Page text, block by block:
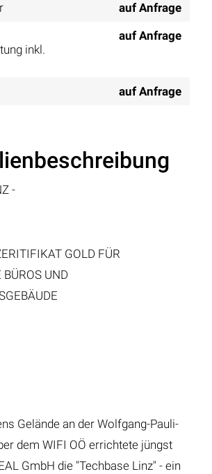
auf Anfrage
inkl.
auf Anfrage
auf Anfrage
-
GOLD FÜR
UND
Gelände an der Wolfgang-Pauli-
dem WIFI OÖ errichtete jüngst
GmbH die "Techbase Linz" - ein